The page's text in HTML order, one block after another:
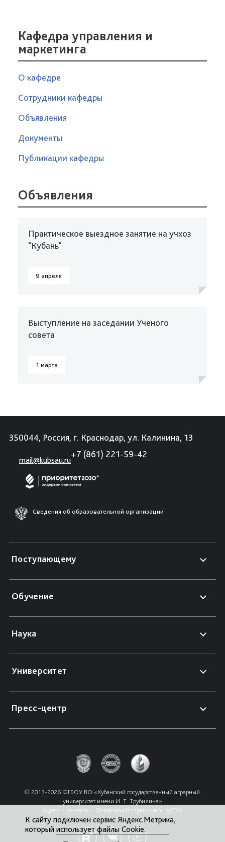
Кафедра управления и
маркетинга
О кафедре
Сотрудники кафедры
Объявления
Документы
Публикации кафедры
Объявления
Практическое выездное занятие на учхоз
"Кубань"
9 апреля
Выступление на заседании Ученого
совета
1 марта
350044, Россия, г. Краснодар, ул. Калинина, 13
mail@kubsau.ru
+7 (861) 221-59-42
Сведения об образовательной организации
Поступающему
Обучение
Наука
Университет
Пресс-центр
© 2013-2026 ФГБОУ ВО «Кубанский государственный аграрный
университет имени И. Т. Трубилина»
Адреса и контакты
Телефонный справочник КубГАУ
К сайту подключен сервис Яндекс.Метрика,
который использует файлы Cookie.